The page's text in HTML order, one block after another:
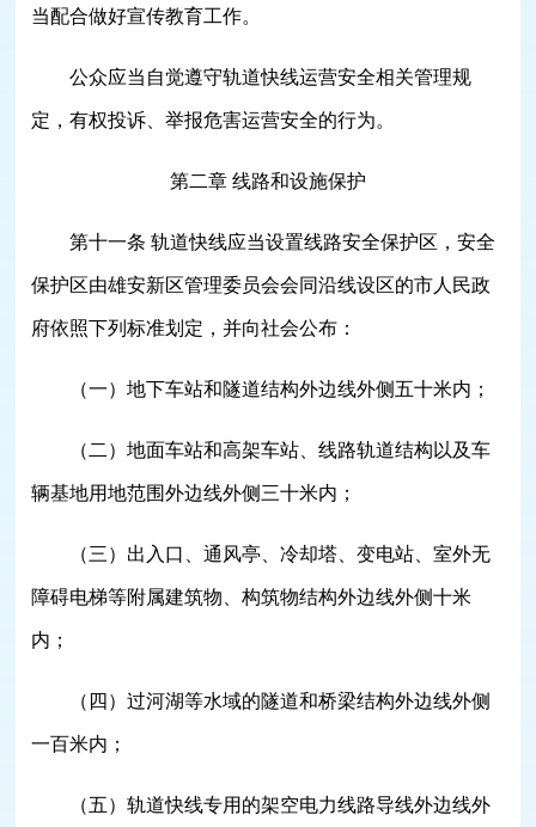
当配合做好宣传教育工作。
公众应当自觉遵守轨道快线运营安全相关管理规
定，有权投诉、举报危害运营安全的行为。
第二章 线路和设施保护
第十一条 轨道快线应当设置线路安全保护区，安全
保护区由雄安新区管理委员会会同沿线设区的市人民政
府依照下列标准划定，并向社会公布：
（一）地下车站和隧道结构外边线外侧五十米内；
（二）地面车站和高架车站、线路轨道结构以及车
辆基地用地范围外边线外侧三十米内；
（三）出入口、通风亭、冷却塔、变电站、室外无
障碍电梯等附属建筑物、构筑物结构外边线外侧十米
内；
（四）过河湖等水域的隧道和桥梁结构外边线外侧
一百米内；
（五）轨道快线专用的架空电力线路导线外边线外